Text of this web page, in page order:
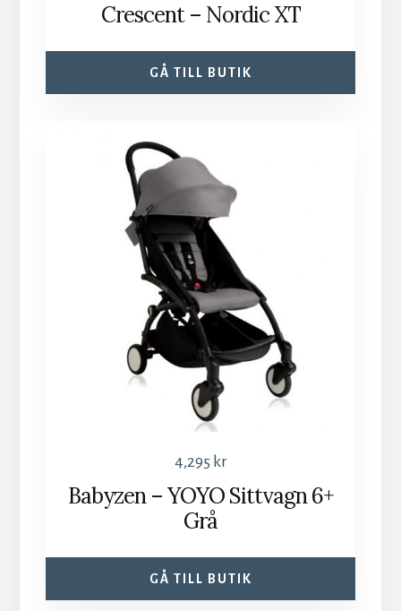
Crescent – Nordic XT
GÅ TILL BUTIK
4,295 kr
Babyzen – YOYO Sittvagn 6+
Grå
GÅ TILL BUTIK